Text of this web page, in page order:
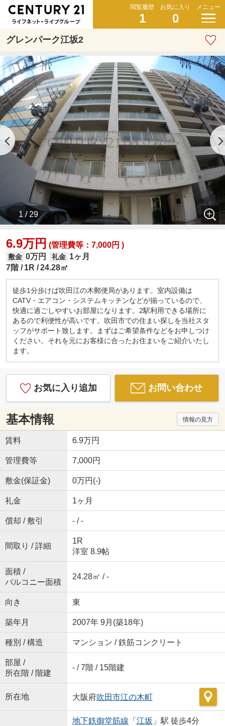
閲覧履歴
1
お気に入り
0
メニュー
グレンパーク江坂2
1 / 29
6.9万円 (管理費等：7,000円 )
敷金 0万円 礼金 1ヶ月
7階
1R 24.28㎡
徒歩1分歩けば吹田江の木郵便局があります。室内設備は
CATV・エアコン・システムキッチンなどが揃っているので、
快適に過ごしやすいお部屋になります。2駅利用できる場所に
あるので利便性が高いです。吹田市での住まい探しを当社スタ
ッフがサポート致します。まずはご希望条件などをお申しつけ
ください。それを元にお客様に合ったお住まいをご紹介いたし
ます。
お気に入り追加 お問い合わせ
基本情報 情報の見方
賃料 6.9万円
管理費等 7,000円
敷金(保証金) 0万円(-)
礼金 1ヶ月
償却 / 敷引 - / -
間取り / 詳細
1R
洋室 8.9帖
面積 /
バルコニー面積
24.28㎡ / -
向き 東
築年月 2007年 9月(築18年)
種別 / 構造 マンション / 鉄筋コンクリート
部屋 /
所在階 / 階建
- / 7階 / 15階建
所在地 大阪府吹田市江の木町
地下鉄御堂筋線 「 江坂 」駅 徒歩4分